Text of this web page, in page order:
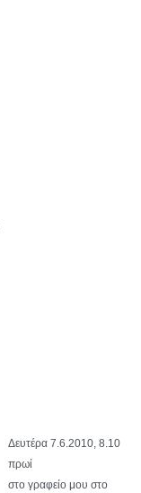
Δευτέρα 7.6.2010, 8.10
πρωί
στο γραφείο μου στο